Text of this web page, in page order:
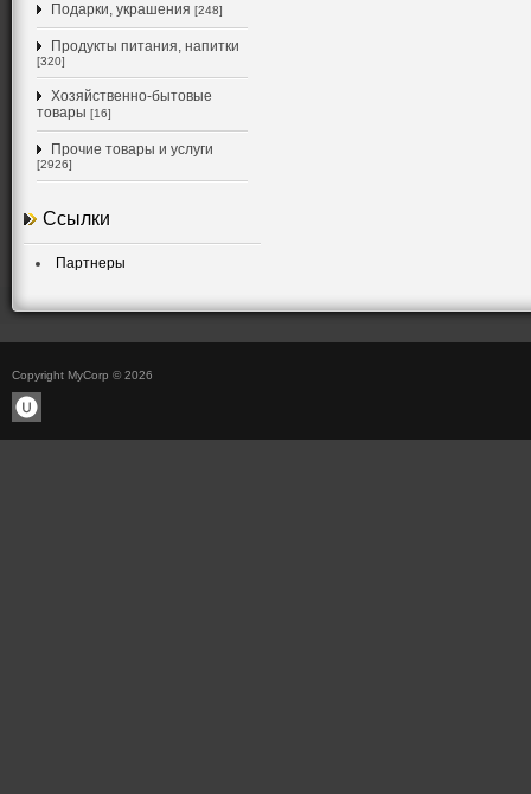
Подарки, украшения [248]
Продукты питания, напитки
[320]
Хозяйственно-бытовые
товары [16]
Прочие товары и услуги
[2926]
Ссылки
Партнеры
Copyright MyCorp © 2026